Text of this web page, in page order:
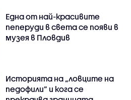
Една от най-красивите
пеперуди в света се появи в
музея в Пловдив
Историята на „ловците на
педофили” и кога се